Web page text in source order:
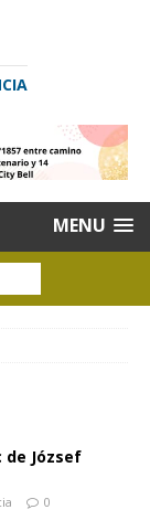
MENU
József
0